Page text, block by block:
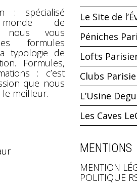
: spécialisé
de
nous vous
formules
typologie de
Formules,
: c’est
que nous
meilleur.
Le Site de
Péniches
Lofts
Clubs
L’Usine
Les Caves
MENTIONS
MENTION
POLITIQUE